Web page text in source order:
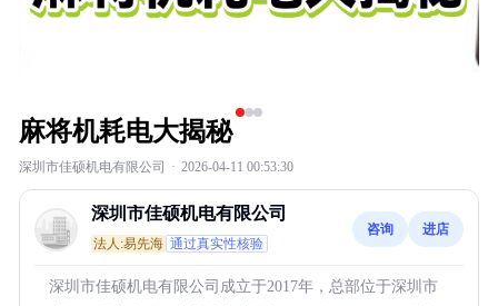
麻将机耗电大揭秘
深圳市佳硕机电有限公司 · 2026-04-11 00:53:30
深圳市佳硕机电有限公司
法人:易先海 通过真实性核验
咨询 进店
深圳市佳硕机电有限公司成立于2017年，总部位于深圳市